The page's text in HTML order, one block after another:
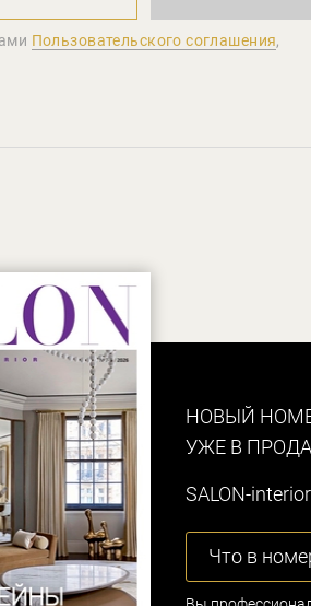
Пользовательского соглашения,
НОВЫЙ
УЖЕ В
SALON-
Что в